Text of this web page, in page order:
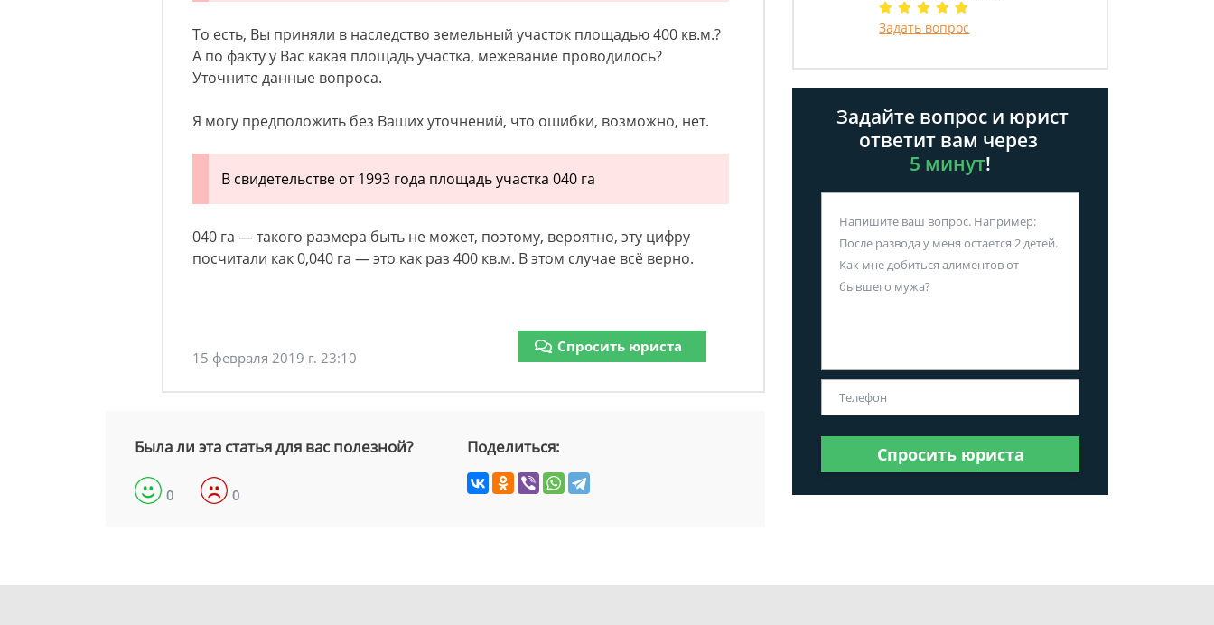
То есть, Вы приняли в наследство земельный участок площадью 400 кв.м.?
А по факту у Вас какая площадь участка, межевание проводилось?
Уточните данные вопроса.
Я могу предположить без Ваших уточнений, что ошибки, возможно, нет.
В свидетельстве от 1993 года площадь участка 040 га
040 га — такого размера быть не может, поэтому, вероятно, эту цифру
посчитали как 0,040 га — это как раз 400 кв.м. В этом случае всё верно.
15 февраля 2019 г. 23:10
Спросить юриста
Была ли эта статья для вас полезной?
0 0
Поделиться:
Задать вопрос
Задайте вопрос и юрист
ответит вам через
5 минут!
Спросить юриста